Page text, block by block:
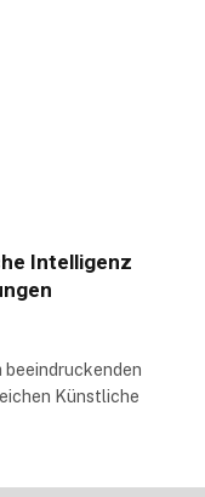
Intelligenz
beeindruckenden
Künstliche